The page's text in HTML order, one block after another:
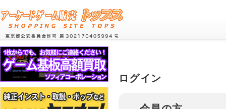
ログイン